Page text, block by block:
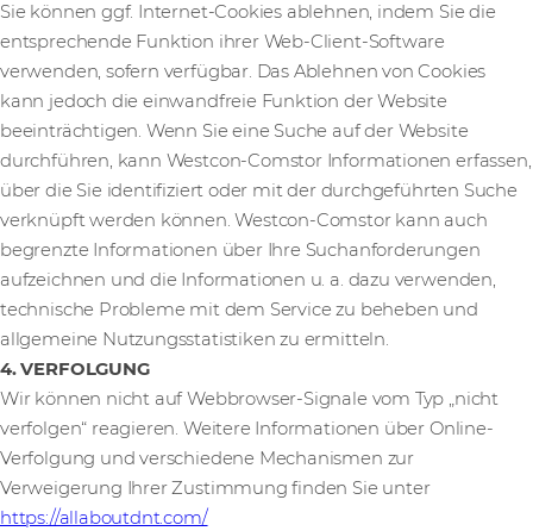
Sie können ggf. Internet-Cookies ablehnen, indem Sie die
entsprechende Funktion ihrer Web-Client-Software
verwenden, sofern verfügbar. Das Ablehnen von Cookies
kann jedoch die einwandfreie Funktion der Website
beeinträchtigen. Wenn Sie eine Suche auf der Website
durchführen, kann Westcon-Comstor Informationen erfassen,
über die Sie identifiziert oder mit der durchgeführten Suche
verknüpft werden können. Westcon-Comstor kann auch
begrenzte Informationen über Ihre Suchanforderungen
aufzeichnen und die Informationen u. a. dazu verwenden,
technische Probleme mit dem Service zu beheben und
allgemeine Nutzungsstatistiken zu ermitteln.
4. VERFOLGUNG
Wir können nicht auf Webbrowser-Signale vom Typ „nicht
verfolgen“ reagieren. Weitere Informationen über Online-
Verfolgung und verschiedene Mechanismen zur
Verweigerung Ihrer Zustimmung finden Sie unter
https://allaboutdnt.com/